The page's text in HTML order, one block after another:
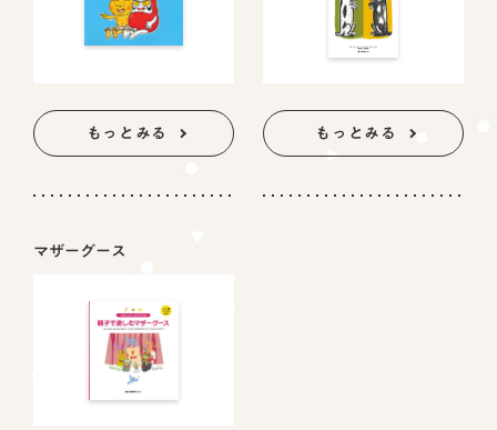
もっとみる もっとみる
マザーグース